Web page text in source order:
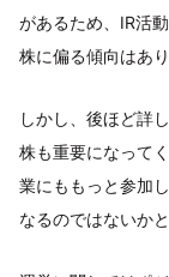
があるため、IR活
株に偏る傾向はあり
しかし、後ほど詳
株も重要になって
業にももっと参加
なるのではないかと